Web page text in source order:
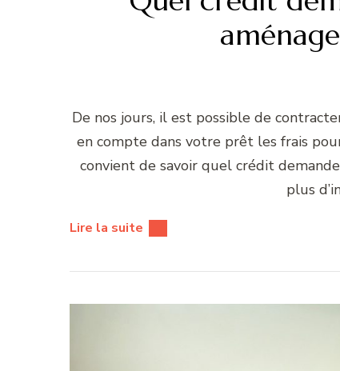
De nos jours, il est possible de
en compte dans votre prêt les frais
convient de savoir quel crédit
plus
Lire la suite